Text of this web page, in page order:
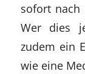
sofort nach
Wer dies
zudem ein
wie eine